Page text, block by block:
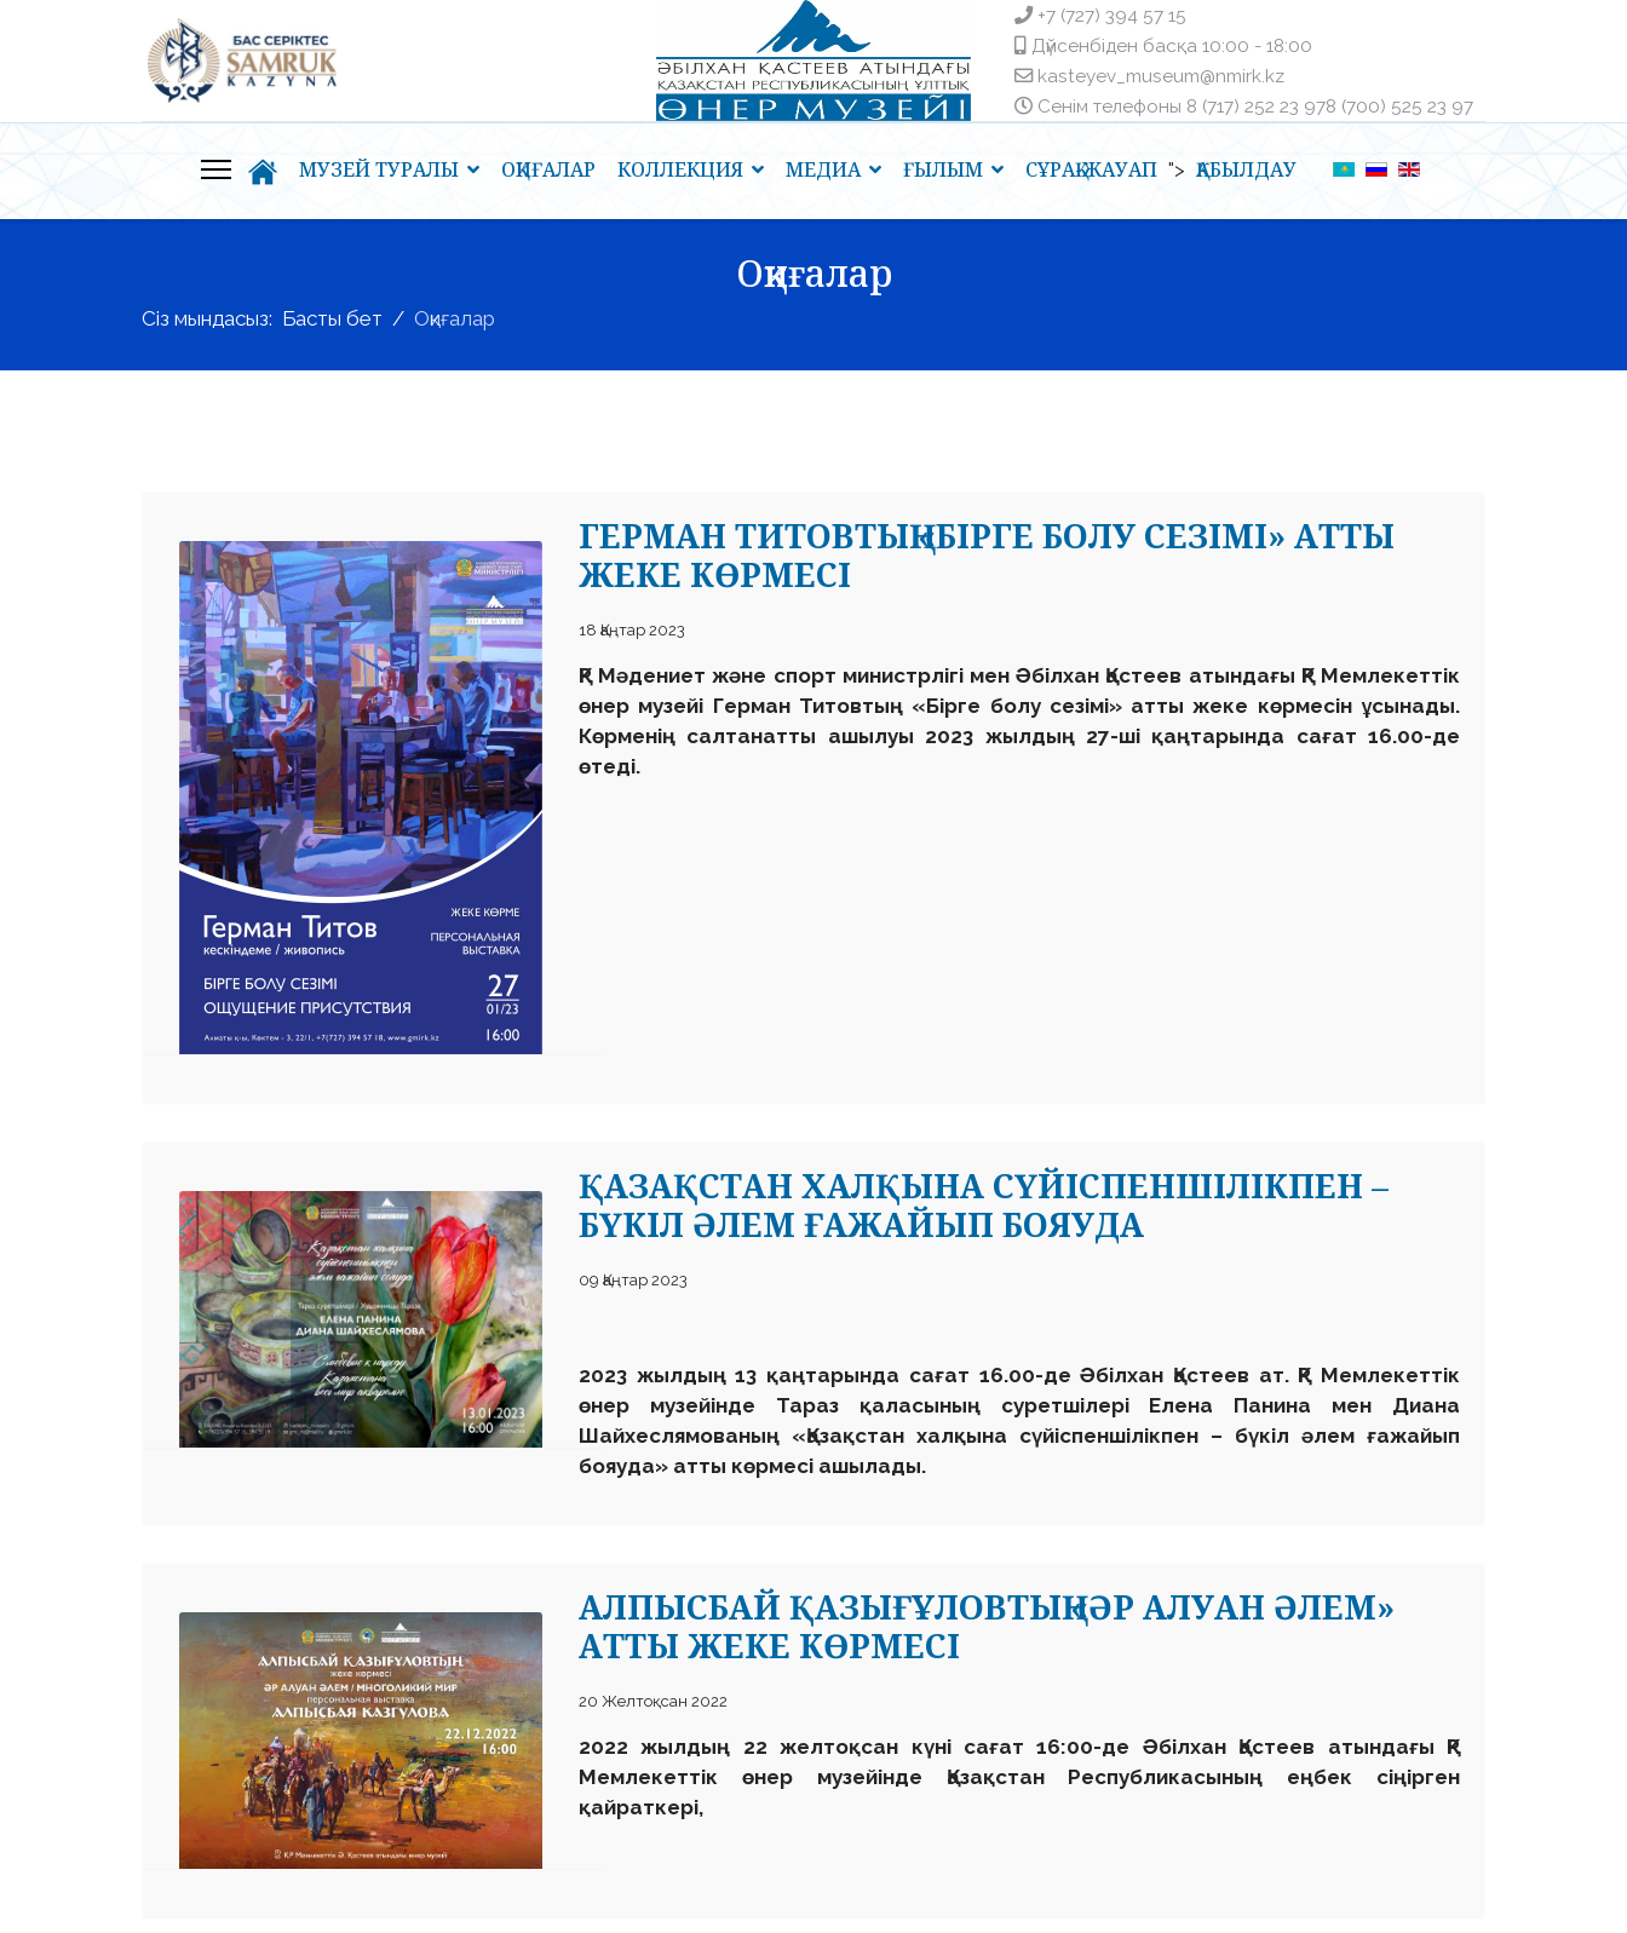
+7 (727) 394 57 15
Дүйсенбіден басқа ㅤ10:00 - 18:00
kasteyev_museum@nmirk.kz
Сенім телефоныㅤ 8 (717) 252 23 97ㅤ8 (700) 525 23 97
МУЗЕЙ ТУРАЛЫ ОҚИҒАЛАР КОЛЛЕКЦИЯ МЕДИА ҒЫЛЫМ СҰРАҚ-ЖАУАП "> ҚАБЫЛДАУ
Оқиғалар
Сіз мындасыз: Басты бет Оқиғалар
ГЕРМАН ТИТОВТЫҢ «БІРГЕ БОЛУ СЕЗІМІ» АТТЫ
ЖЕКЕ КӨРМЕСІ
18 Қаңтар 2023
ҚР Мәдениет және спорт министрлігі мен Әбілхан Қастеев атындағы ҚР Мемлекеттік
өнер музейі Герман Титовтың «Бірге болу сезімі» атты жеке көрмесін ұсынады.
Көрменің салтанатты ашылуы 2023 жылдың 27-ші қаңтарында сағат 16.00-де
өтеді.
ҚАЗАҚСТАН ХАЛҚЫНА СҮЙІСПЕНШІЛІКПЕН –
БҮКІЛ ӘЛЕМ ҒАЖАЙЫП БОЯУДА
09 Қаңтар 2023
2023 жылдың 13 қаңтарында сағат 16.00-де Әбілхан Қастеев ат. ҚР Мемлекеттік
өнер музейінде Тараз қаласының суретшілері Елена Панина мен Диана
Шайхеслямованың «Қазақстан халқына сүйіспеншілікпен – бүкіл әлем ғажайып
бояуда» атты көрмесі ашылады.
АЛПЫСБАЙ ҚАЗЫҒҰЛОВТЫҢ «ӘР АЛУАН ӘЛЕМ»
АТТЫ ЖЕКЕ КӨРМЕСІ
20 Желтоқсан 2022
2022 жылдың 22 желтоқсан күні сағат 16:00-де Әбілхан Қастеев атындағы ҚР
Мемлекеттік өнер музейінде Қазақстан Республикасының еңбек сіңірген
қайраткері,